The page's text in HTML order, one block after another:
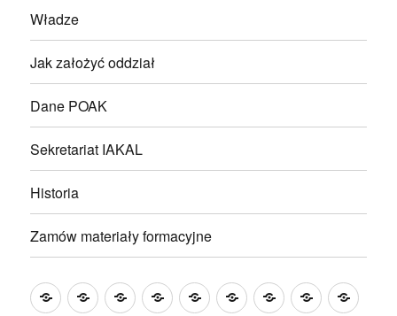
Władze
Jak założyć oddział
Dane POAK
Sekretariat IAKAL
Historia
Zamów materiały formacyjne
WakacjeAktualności
KALENDARIUM
Modlitwa
HymnDziałalność
StatutWładzeJak